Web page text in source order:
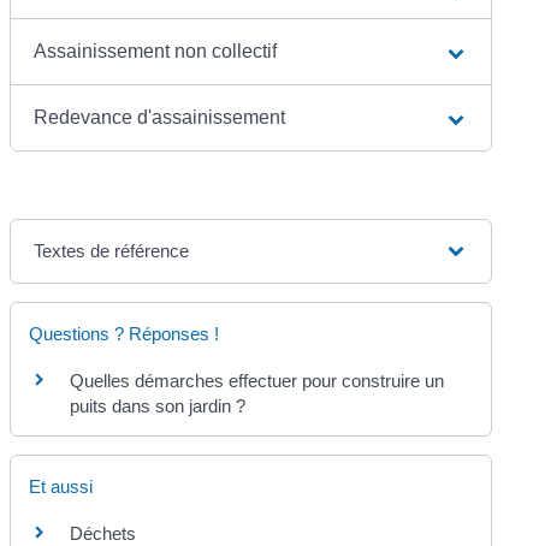
Assainissement non collectif
Redevance d'assainissement
Textes de référence
Questions ? Réponses !
Quelles démarches effectuer pour construire un
puits dans son jardin ?
Et aussi
Déchets